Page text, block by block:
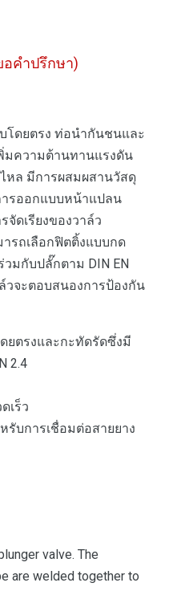
คำปรึกษา)
โดยตรง ท่อนำกันชนและ
มความต้านทานแรงดัน
หล มีการผสมผสานวัสดุ
รออกแบบหน้าแปลน
จัดเรียงของวาล์ว
รถเลือกฟิตติ้งแบบกด
มกับปลั๊กตาม DIN EN
วจะตอบสนองการป้องกัน
ยตรงและกะทัดรัดซึ่งมี
2.4
เร็ว
บการเชื่อมต่อสายยาง
valve. The
are welded together to